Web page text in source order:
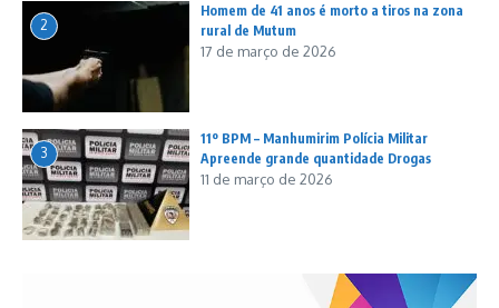
2
Homem de 41 anos é morto a tiros na zona
rural de Mutum
17 de março de 2026
3
11º BPM – Manhumirim Polícia Militar
Apreende grande quantidade Drogas
11 de março de 2026